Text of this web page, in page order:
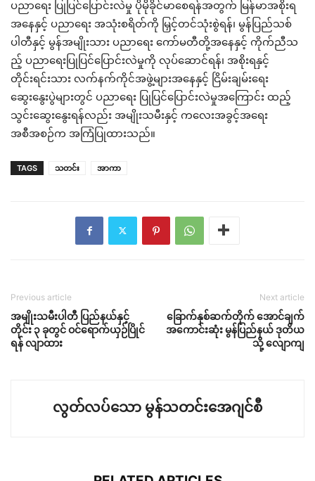
ပညာရေး ပြုပြင်ပြောင်းလဲမှု ပိုမိုခိုင်မာစေရန်အတွက် မြန်မာအစိုးရ
အနေနှင့် ပညာရေး အသုံးစရိတ်ကို မြှင့်တင်သုံးစွဲရန်၊ မွန်ပြည်သစ်
ပါတီနှင့် မွန်အမျိုးသား ပညာရေး ကော်မတီတို့အနေနှင့် ကိုက်ညီသ
ည့် ပညာရေးပြုပြင်ပြောင်းလဲမှုကို လုပ်ဆောင်ရန်၊ အစိုးရနှင့်
တိုင်းရင်းသား လက်နက်ကိုင်အဖွဲ့များအနေနှင့် ငြိမ်းချမ်းရေး
ဆွေးနွေးပွဲများတွင် ပညာရေး ပြုပြင်ပြောင်းလဲမှုအကြောင်း ထည့်
သွင်းဆွေးနွေးရန်လည်း အမျိုးသမီးနှင့် ကလေးအခွင့်အရေး
အစီအစဉ်က အကြံပြုထားသည်။
TAGS သတင်း အာကာ
Previous article
အမျိုးသမီးပါတီ ပြည်နယ်နှင့်
တိုင်း ၃ ခုတွင် ဝင်ရောက်ယှဉ်ပြိုင်
ရန် လျာထား
Next article
ခြောက်နှစ်ဆက်တိုက် အောင်ချက်
အကောင်းဆုံး မွန်ပြည်နယ် ဒုတိယ
သို့ လျောကျ
လွတ်လပ်သော မွန်သတင်းအေဂျင်စီ